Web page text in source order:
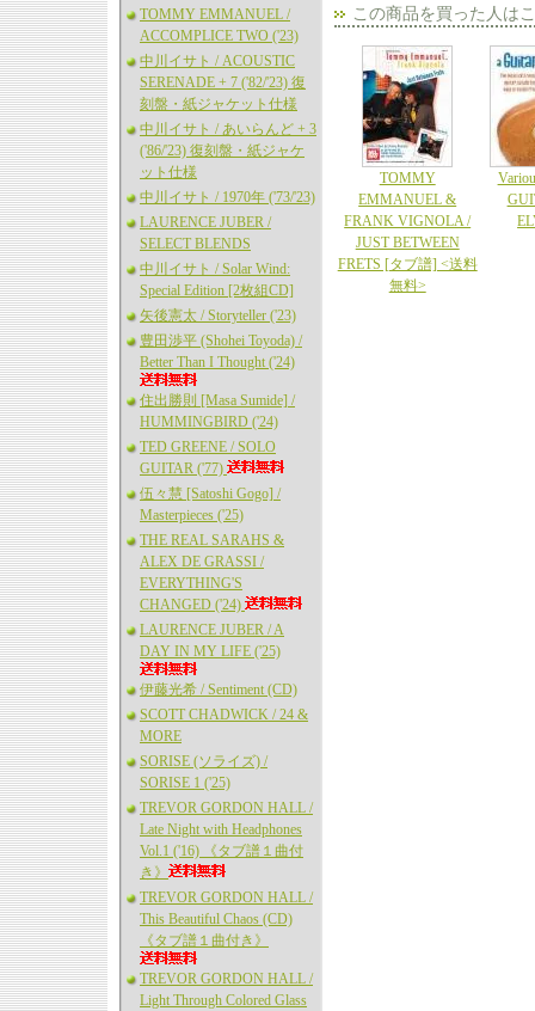
TOMMY EMMANUEL /
ACCOMPLICE TWO ('23)
中川イサト / ACOUSTIC
SERENADE + 7 ('82/'23) 復
刻盤・紙ジャケット仕様
中川イサト / あいらんど + 3
('86/'23) 復刻盤・紙ジャケ
ット仕様
中川イサト / 1970年 ('73/'23)
LAURENCE JUBER /
SELECT BLENDS
中川イサト / Solar Wind:
Special Edition [2枚組CD]
矢後憲太 / Storyteller ('23)
豊田渉平 (Shohei Toyoda) /
Better Than I Thought ('24)
住出勝則 [Masa Sumide] /
HUMMINGBIRD ('24)
TED GREENE / SOLO
GUITAR ('77)
伍々慧 [Satoshi Gogo] /
Masterpieces ('25)
THE REAL SARAHS &
ALEX DE GRASSI /
EVERYTHING'S
CHANGED ('24)
LAURENCE JUBER / A
DAY IN MY LIFE ('25)
伊藤光希 / Sentiment (CD)
SCOTT CHADWICK / 24 &
MORE
SORISE (ソライズ) /
SORISE 1 ('25)
TREVOR GORDON HALL /
Late Night with Headphones
Vol.1 ('16) 《タブ譜１曲付
き》
TREVOR GORDON HALL /
This Beautiful Chaos (CD)
《タブ譜１曲付き》
TREVOR GORDON HALL /
Light Through Colored Glass
この商品を買った人は
TOMMY
EMMANUEL &
FRANK VIGNOLA /
JUST BETWEEN
FRETS [タブ譜] <送料
無料>